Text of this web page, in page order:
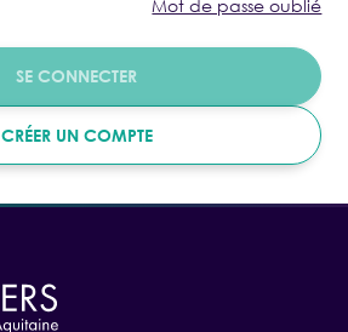
Mot de passe oublié
SE CONNECTER
CRÉER UN COMPTE